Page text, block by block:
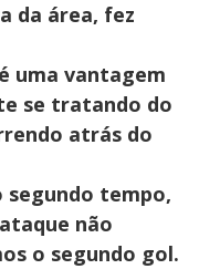
da área, fez
uma vantagem
se tratando do
atrás do
segundo tempo,
não
o segundo gol.